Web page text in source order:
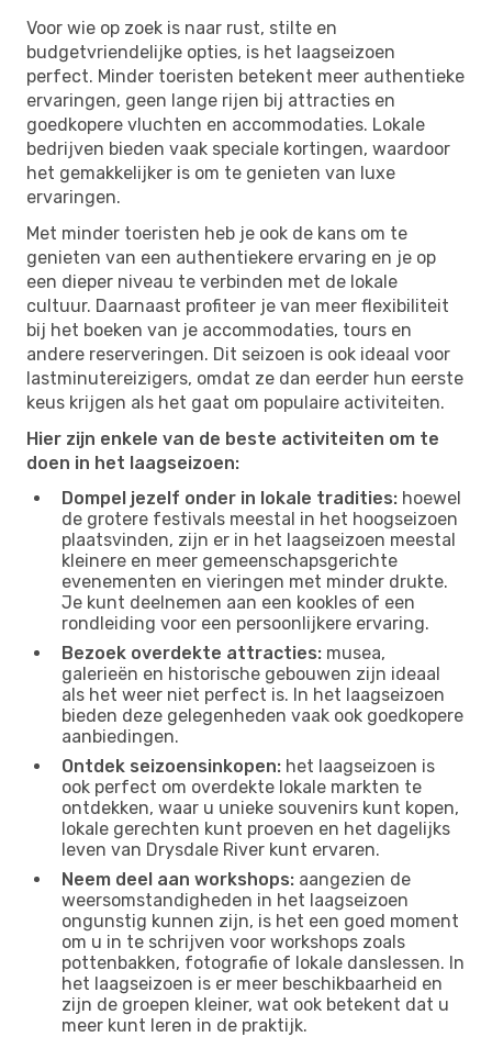
Voor wie op zoek is naar rust, stilte en
budgetvriendelijke opties, is het laagseizoen
perfect. Minder toeristen betekent meer authentieke
ervaringen, geen lange rijen bij attracties en
goedkopere vluchten en accommodaties. Lokale
bedrijven bieden vaak speciale kortingen, waardoor
het gemakkelijker is om te genieten van luxe
ervaringen.
Met minder toeristen heb je ook de kans om te
genieten van een authentiekere ervaring en je op
een dieper niveau te verbinden met de lokale
cultuur. Daarnaast profiteer je van meer flexibiliteit
bij het boeken van je accommodaties, tours en
andere reserveringen. Dit seizoen is ook ideaal voor
lastminutereizigers, omdat ze dan eerder hun eerste
keus krijgen als het gaat om populaire activiteiten.
Hier zijn enkele van de beste activiteiten om te
doen in het laagseizoen:
Dompel jezelf onder in lokale tradities: hoewel
de grotere festivals meestal in het hoogseizoen
plaatsvinden, zijn er in het laagseizoen meestal
kleinere en meer gemeenschapsgerichte
evenementen en vieringen met minder drukte.
Je kunt deelnemen aan een kookles of een
rondleiding voor een persoonlijkere ervaring.
Bezoek overdekte attracties: musea,
galerieën en historische gebouwen zijn ideaal
als het weer niet perfect is. In het laagseizoen
bieden deze gelegenheden vaak ook goedkopere
aanbiedingen.
Ontdek seizoensinkopen: het laagseizoen is
ook perfect om overdekte lokale markten te
ontdekken, waar u unieke souvenirs kunt kopen,
lokale gerechten kunt proeven en het dagelijks
leven van Drysdale River kunt ervaren.
Neem deel aan workshops: aangezien de
weersomstandigheden in het laagseizoen
ongunstig kunnen zijn, is het een goed moment
om u in te schrijven voor workshops zoals
pottenbakken, fotografie of lokale danslessen. In
het laagseizoen is er meer beschikbaarheid en
zijn de groepen kleiner, wat ook betekent dat u
meer kunt leren in de praktijk.